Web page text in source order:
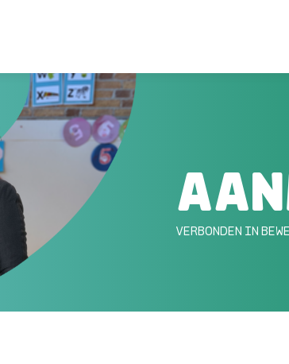
VERBONDEN IN